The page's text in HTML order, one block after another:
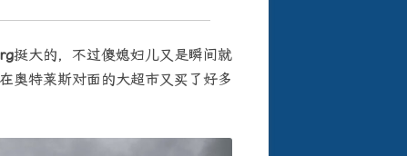
挺大的，不过傻媳妇儿又是瞬间就
奥特莱斯对面的大超市又买了好多